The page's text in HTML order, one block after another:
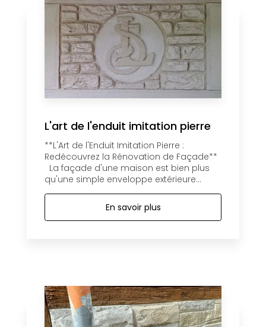
L'art de l'enduit imitation pierre
**L'Art de l'Enduit Imitation Pierre :
Redécouvrez la Rénovation de Façade**
La façade d'une maison est bien plus
qu'une simple enveloppe extérieure...
En savoir plus